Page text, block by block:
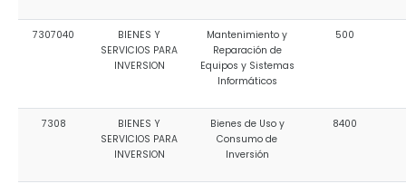
7307040
BIENES Y
SERVICIOS PARA
INVERSION
Mantenimiento y
Reparación de
Equipos y Sistemas
Informáticos
500
7308
BIENES Y
SERVICIOS PARA
INVERSION
Bienes de Uso y
Consumo de
Inversión
8400